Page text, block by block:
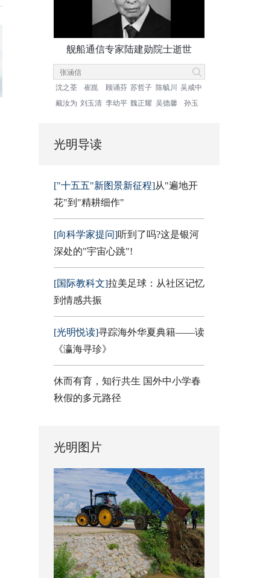
舰船通信专家陆建勋院士逝世
沈之荃 崔崑 顾诵芬 苏哲子 陈毓川
吴咸中
戴汝为 刘玉清 李幼平 魏正耀 吴德馨 孙玉
光明导读
["十五五"新图景新征程]从"遍地开
花"到"精耕细作"
[向科学家提问]听到了吗?这是银河
深处的"宇宙心跳"!
[国际教科文]拉美足球：从社区记忆
到情感共振
[光明悦读]寻踪海外华夏典籍——读
《瀛海寻珍》
休而有育，知行共生 国外中小学春
秋假的多元路径
光明图片